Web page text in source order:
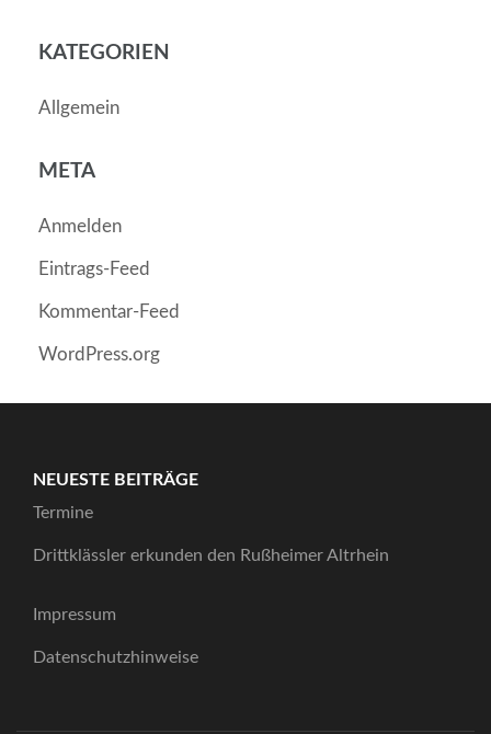
KATEGORIEN
Allgemein
META
Anmelden
Eintrags-Feed
Kommentar-Feed
WordPress.org
NEUESTE BEITRÄGE
Termine
Drittklässler erkunden den Rußheimer Altrhein
Impressum
Datenschutzhinweise